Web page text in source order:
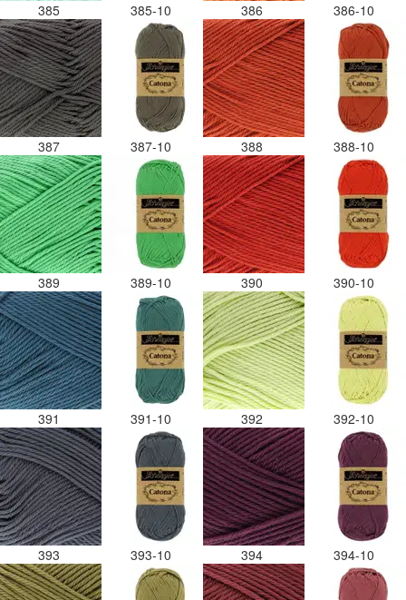
385 385-10 386 386-10
387 387-10 388 388-10
389 389-10 390 390-10
391 391-10 392 392-10
393 393-10 394 394-10